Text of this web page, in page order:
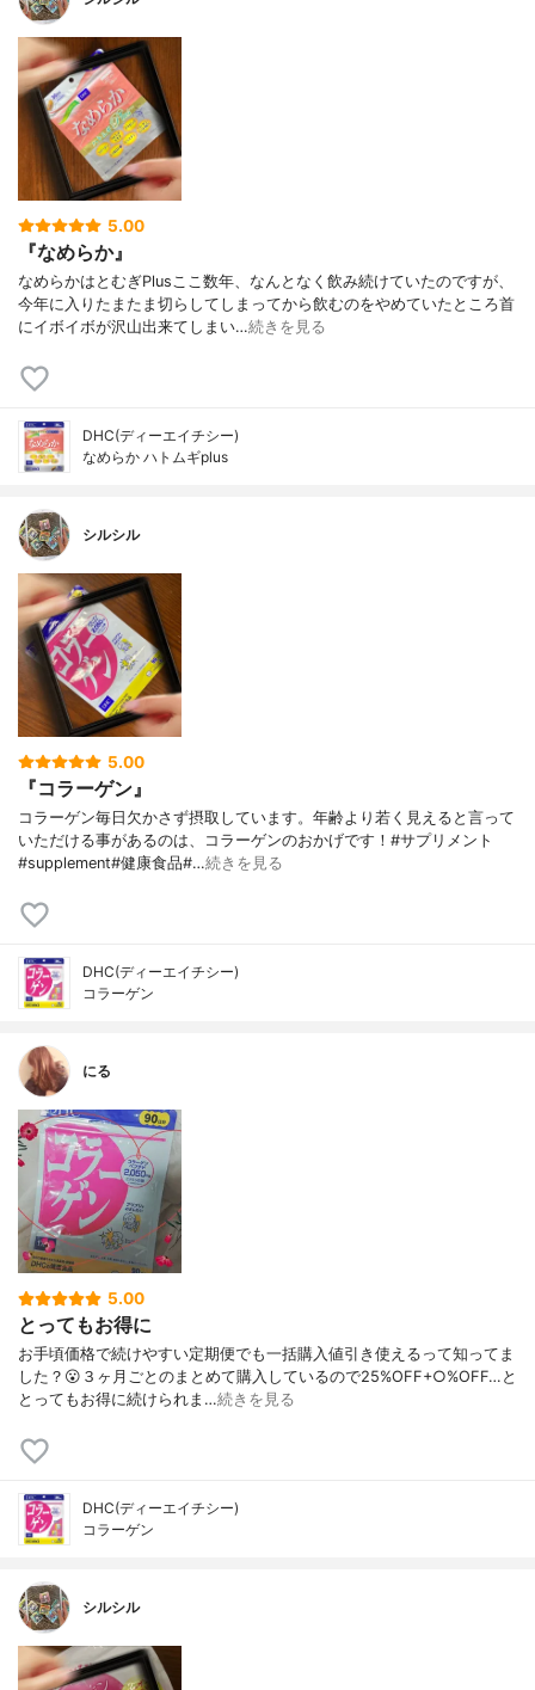
5.00
『なめらか』
なめらかはとむぎPlusここ数年、なんとなく飲み続けていたのですが、
今年に入りたまたま切らしてしまってから飲むのをやめていたところ首
にイボイボが沢山出来てしまい…続きを見る
DHC(ディーエイチシー)
なめらか ハトムギplus
シルシル
5.00
『コラーゲン』
コラーゲン毎日欠かさず摂取しています。年齢より若く見えると言って
いただける事があるのは、コラーゲンのおかげです！#サプリメント
#supplement#健康食品#…続きを見る
DHC(ディーエイチシー)
コラーゲン
にる
5.00
とってもお得に
お手頃価格で続けやすい定期便でも一括購入値引き使えるって知ってま
した？😮３ヶ月ごとのまとめて購入しているので25%OFF+○%OFF…と
とってもお得に続けられま…続きを見る
DHC(ディーエイチシー)
コラーゲン
シルシル